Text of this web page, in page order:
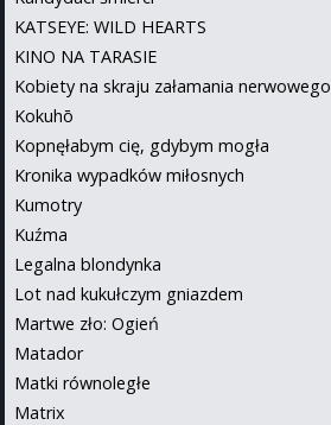
KATSEYE: WILD HEARTS
KINO NA TARASIE
Kobiety na skraju załamania nerwowego
Kokuhō
Kopnęłabym cię, gdybym mogła
Kronika wypadków miłosnych
Kumotry
Kuźma
Legalna blondynka
Lot nad kukułczym gniazdem
Martwe zło: Ogień
Matador
Matki równoległe
Matrix